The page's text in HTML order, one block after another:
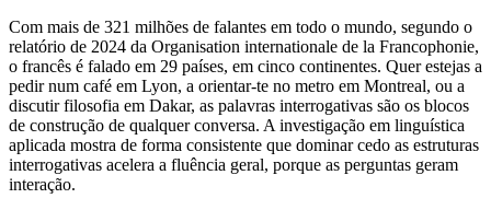
Com mais de 321 milhões de falantes em todo o mundo, segundo o
relatório de 2024 da Organisation internationale de la Francophonie,
o francês é falado em 29 países, em cinco continentes. Quer estejas a
pedir num café em Lyon, a orientar-te no metro em Montreal, ou a
discutir filosofia em Dakar, as palavras interrogativas são os blocos
de construção de qualquer conversa. A investigação em linguística
aplicada mostra de forma consistente que dominar cedo as estruturas
interrogativas acelera a fluência geral, porque as perguntas geram
interação.